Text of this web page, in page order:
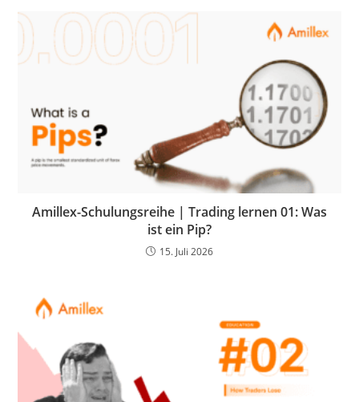
Amillex-Schulungsreihe | Trading lernen 01: Was
ist ein Pip?
15. Juli 2026